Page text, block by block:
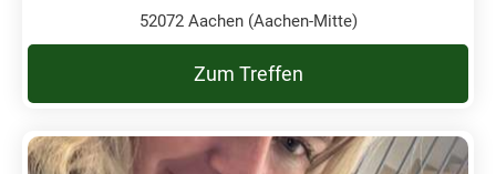
52072 Aachen (Aachen-Mitte)
Zum Treffen